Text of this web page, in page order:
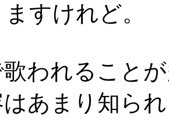
すけれど。
われること
あまり知ら